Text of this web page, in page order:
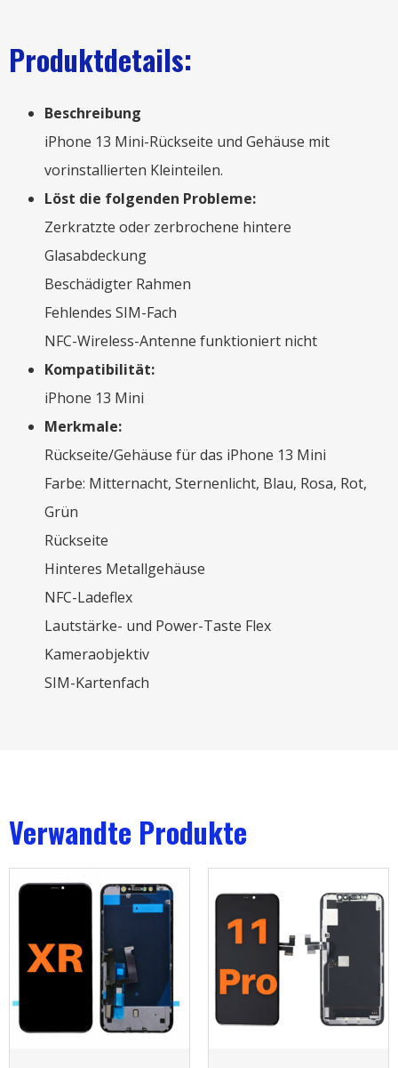
Produktdetails:
Beschreibung
iPhone 13 Mini-Rückseite und Gehäuse mit
vorinstallierten Kleinteilen.
Löst die folgenden Probleme:
Zerkratzte oder zerbrochene hintere
Glasabdeckung
Beschädigter Rahmen
Fehlendes SIM-Fach
NFC-Wireless-Antenne funktioniert nicht
Kompatibilität:
iPhone 13 Mini
Merkmale:
Rückseite/Gehäuse für das iPhone 13 Mini
Farbe: Mitternacht, Sternenlicht, Blau, Rosa, Rot,
Grün
Rückseite
Hinteres Metallgehäuse
NFC-Ladeflex
Lautstärke- und Power-Taste Flex
Kameraobjektiv
SIM-Kartenfach
Verwandte Produkte